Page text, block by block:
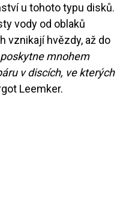
u tohoto typu disků.
vody od oblaků
vznikají hvězdy, až do
poskytne mnohem
v discích, ve kterých
Leemker.